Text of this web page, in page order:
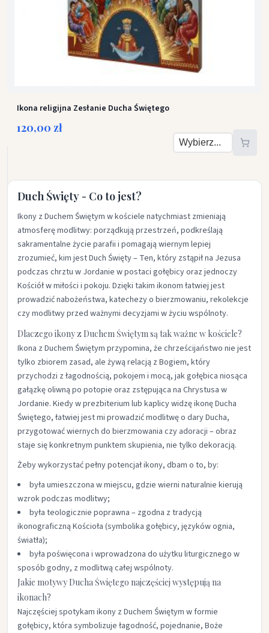
Ikona religijna Zesłanie Ducha Świętego
120,00 zł
Duch Święty - Co to jest?
Ikony z Duchem Świętym w kościele natychmiast zmieniają
atmosferę modlitwy: porządkują przestrzeń, podkreślają
sakramentalne życie parafii i pomagają wiernym lepiej
zrozumieć, kim jest Duch Święty – Ten, który zstąpił na Jezusa
podczas chrztu w Jordanie w postaci gołębicy oraz jednoczy
Kościół w miłości i pokoju. Dzięki takim ikonom łatwiej jest
prowadzić nabożeństwa, katechezy o bierzmowaniu, rekolekcje
czy modlitwy przed ważnymi decyzjami w życiu wspólnoty.​
Dlaczego ikony z Duchem Świętym są tak ważne w kościele?
Ikona z Duchem Świętym przypomina, że chrześcijaństwo nie jest
tylko zbiorem zasad, ale żywą relacją z Bogiem, który
przychodzi z łagodnością, pokojem i mocą, jak gołębica niosąca
gałązkę oliwną po potopie oraz zstępująca na Chrystusa w
Jordanie. Kiedy w prezbiterium lub kaplicy widzę ikonę Ducha
Świętego, łatwiej jest mi prowadzić modlitwę o dary Ducha,
przygotować wiernych do bierzmowania czy adoracji – obraz
staje się konkretnym punktem skupienia, nie tylko dekoracją.​
Żeby wykorzystać pełny potencjał ikony, dbam o to, by:
była umieszczona w miejscu, gdzie wierni naturalnie kierują
wzrok podczas modlitwy;​
była teologicznie poprawna – zgodna z tradycją
ikonograficzną Kościoła (symbolika gołębicy, języków ognia,
światła);​
była poświęcona i wprowadzona do użytku liturgicznego w
sposób godny, z modlitwą całej wspólnoty.​
Jakie motywy Ducha Świętego najczęściej występują na
ikonach?
Najczęściej spotykam ikony z Duchem Świętym w formie
gołębicy, która symbolizuje łagodność, pojednanie, Boże